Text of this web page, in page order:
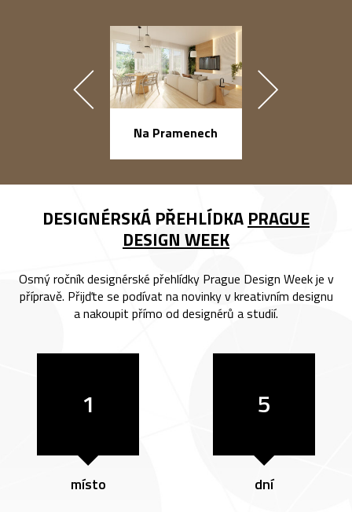
Na Pramenech
DESIGNÉRSKÁ PŘEHLÍDKA PRAGUE
DESIGN WEEK
Osmý ročník designérské přehlídky Prague Design Week je v
přípravě. Přijďte se podívat na novinky v kreativním designu
a nakoupit přímo od designérů a studií.
1
místo
5
dní